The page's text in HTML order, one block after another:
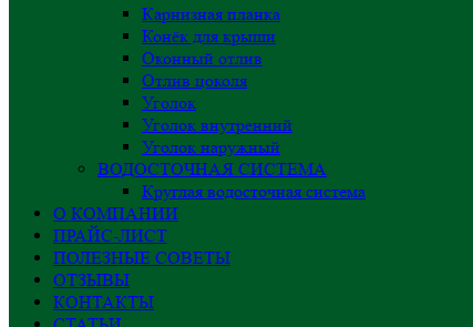
Карнизная планка
Конёк для крыши
Оконный отлив
Отлив цоколя
Уголок
Уголок внутренний
Уголок наружный
ВОДОСТОЧНАЯ СИСТЕМА
Круглая водосточная система
О КОМПАНИИ
ПРАЙС-ЛИСТ
ПОЛЕЗНЫЕ СОВЕТЫ
ОТЗЫВЫ
КОНТАКТЫ